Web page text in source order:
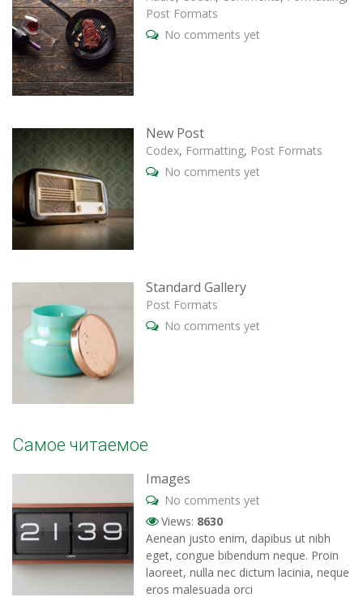
Post Formats
No comments yet
New Post
Codex, Formatting, Post Formats
No comments yet
Standard Gallery
Post Formats
No comments yet
Самое читаемое
Images
No comments yet
Views: 8630
Aenean justo enim, dapibus ut nibh
eget, congue bibendum neque. Proin
laoreet, nulla nec dictum lacinia, neque
eros malesuada orci